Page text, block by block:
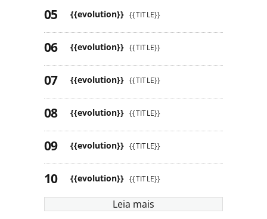
{{evolution}} {{TITLE}}
{{evolution}} {{TITLE}}
{{evolution}} {{TITLE}}
{{evolution}} {{TITLE}}
{{evolution}} {{TITLE}}
{{evolution}} {{TITLE}}
Leia mais